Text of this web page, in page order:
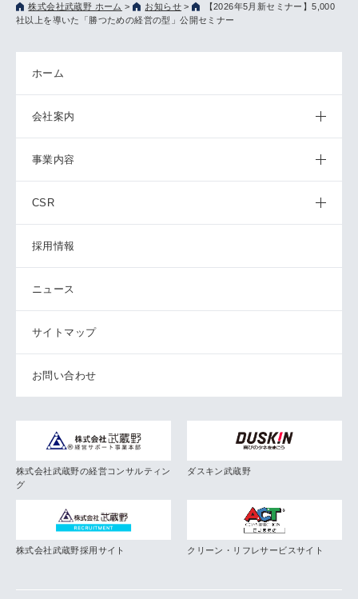
株式会社武蔵野 ホーム > お知らせ >
【2026年5月新セミナー】5,000
社以上を導いた「勝つための経営の型」公開セミナー
ホーム
会社案内
事業内容
CSR
採用情報
ニュース
サイトマップ
お問い合わせ
株式会社武蔵野の経営コンサルティン
グ
ダスキン武蔵野
株式会社武蔵野採用サイト クリーン・リフレサービスサイト